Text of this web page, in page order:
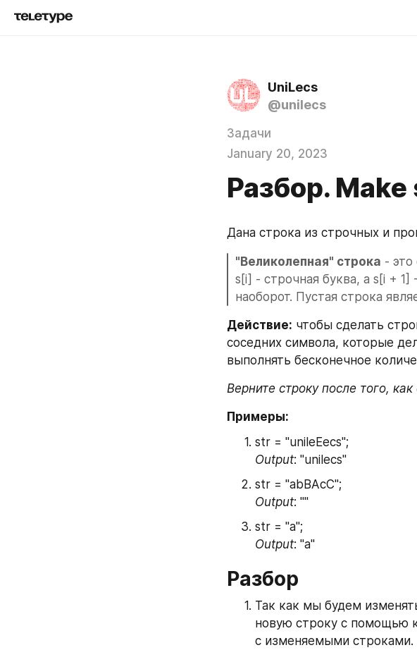
UniLecs
@unilecs
Задачи
January 20, 2023
Разбор.
Дана строка из строчных и
"Великолепная" строка - это
s[i] - строчная буква, а s[i +
наоборот. Пустая строка
Действие: чтобы сделать
соседних символа, которые
выполнять бесконечное
Верните строку после того,
Примеры:
str = "unileEecs";
Output: "unilecs"
str = "abBAcC";
Output: ""
str = "a";
Output: "a"
Разбор
Так как мы будем
новую строку с помощью
с изменяемыми строками.